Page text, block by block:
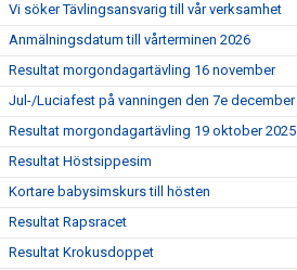
Vi söker Tävlingsansvarig till vår verksamhet
Anmälningsdatum till vårterminen 2026
Resultat morgondagartävling 16 november
Jul-/Luciafest på vanningen den 7e december
Resultat morgondagartävling 19 oktober 2025
Resultat Höstsippesim
Kortare babysimskurs till hösten
Resultat Rapsracet
Resultat Krokusdoppet